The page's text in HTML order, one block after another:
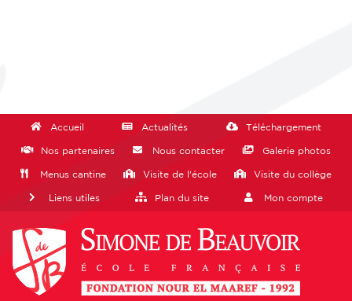
Accueil Actualités Téléchargement
Nos partenaires Nous contacter Galerie photos
Menus cantine Visite de l'école Visite du collège
Liens utiles Plan du site Mon compte